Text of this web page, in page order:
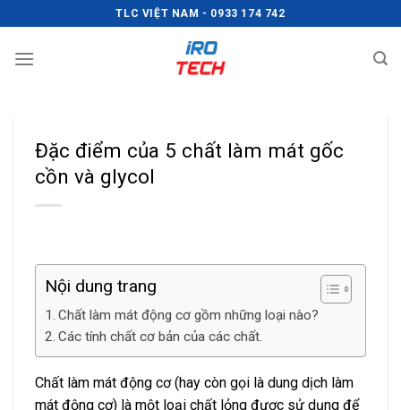
đến
nội
TLC VIỆT NAM - 0933 174 742
Đặc điểm của 5 chất làm mát gốc
cồn và glycol
Nội dung trang
Chất làm mát động cơ gồm những loại nào?
Các tính chất cơ bản của các chất.
Chất làm mát động cơ (hay còn gọi là dung dịch làm
mát động cơ) là một loại chất lỏng được sử dụng để